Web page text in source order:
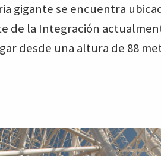
gigante se encuentra
de la Integración
desde una altura de 88